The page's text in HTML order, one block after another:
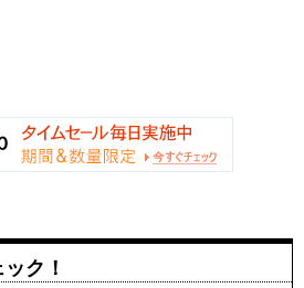
ク！